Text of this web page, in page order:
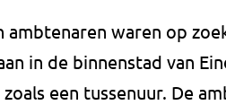
ambtenaren waren op
in de binnenstad van
een tussenuur. De